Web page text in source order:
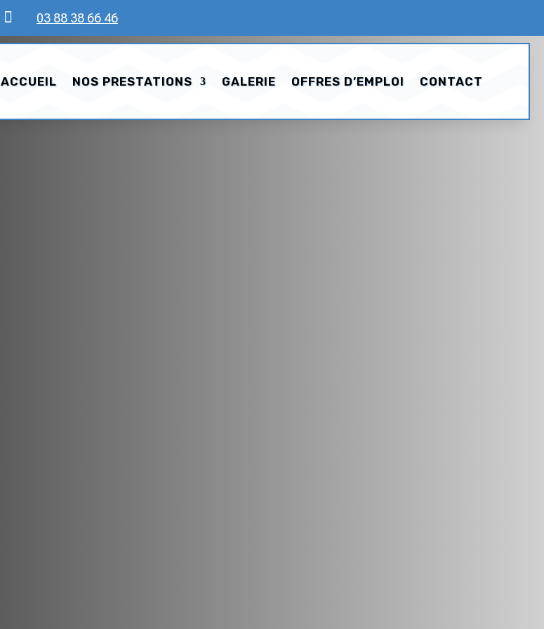
 03 88 38 66 46
ACCUEIL NOS PRESTATIONS GALERIE OFFRES D’EMPLOI CONTACT